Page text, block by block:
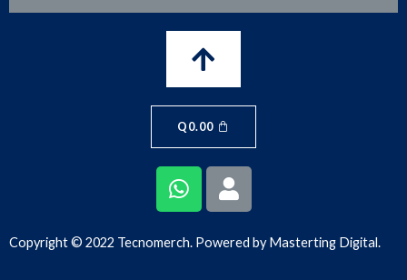
Q0.00
Copyright © 2022 Tecnomerch. Powered byMasterting Digital.